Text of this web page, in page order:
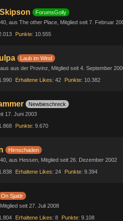
ForumsGolly
40 aus The other Place
Mitglied seit 7. Februar
Punkte 10.555
Laub im Wind
aus aus der Provinz
Mitglied seit 4. September
Erhaltene Likes 42 Punkte 10.382
Newbieschreck
17. Juni 2003
Punkte 9.670
Hirnschaden
40 aus Hessen
Mitglied seit 26. Dezember 2002
Erhaltene Likes 24 Punkte 9.394
On Sjaldr
Mitglied seit 27. Juli 2008
Erhaltene Likes 8 Punkte 9.108